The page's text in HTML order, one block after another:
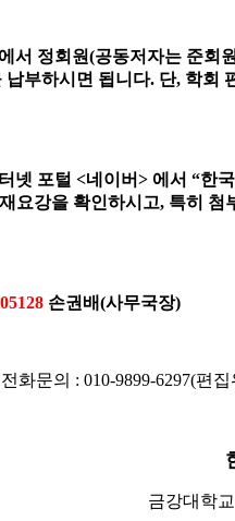
서 정회원(공동저자는 준회
납부하시면 됩니다. 단, 학회
넷 포털 <네이버> 에서 “한
요강을 확인하시고, 특히 첨
손권배(사무국장)
전화문의 : 010-9899-6297(편집
금강대학교